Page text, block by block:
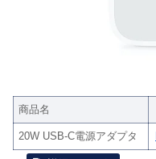
商品名
20W USB-C電源アダプタ